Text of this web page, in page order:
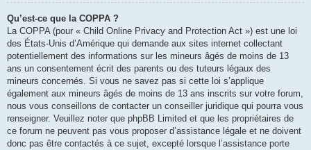
Qu’est-ce que la COPPA ?
La COPPA (pour « Child Online Privacy and Protection Act ») est une loi
des États-Unis d’Amérique qui demande aux sites internet collectant
potentiellement des informations sur les mineurs âgés de moins de 13
ans un consentement écrit des parents ou des tuteurs légaux des
mineurs concernés. Si vous ne savez pas si cette loi s’applique
également aux mineurs âgés de moins de 13 ans inscrits sur votre forum,
nous vous conseillons de contacter un conseiller juridique qui pourra vous
renseigner. Veuillez noter que phpBB Limited et que les propriétaires de
ce forum ne peuvent pas vous proposer d’assistance légale et ne doivent
donc pas être contactés à ce sujet, excepté lorsque l’assistance porte